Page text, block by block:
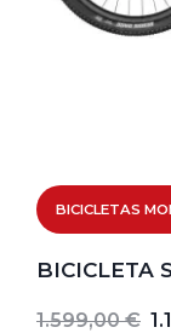
BICICLETAS
BICICLETA
1.599,00 €